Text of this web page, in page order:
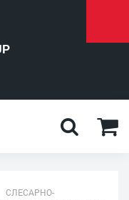
СЛЕСАРНО-